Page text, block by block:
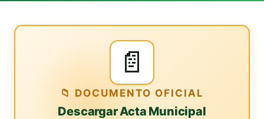
📄
📁 DOCUMENTO OFICIAL
Descargar Acta Municipal